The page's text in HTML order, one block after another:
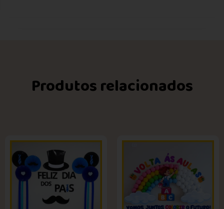
Produtos relacionados